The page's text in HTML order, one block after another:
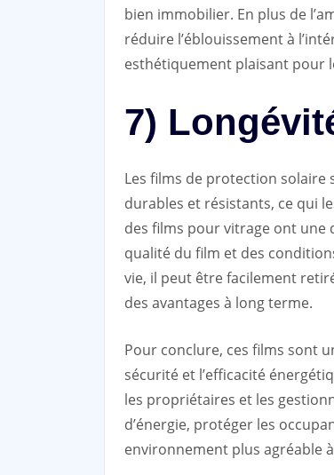
bien immobilier. En plus de
réduire l’éblouissement à
esthétiquement plaisant pour
7)
Les films de protection
durables et résistants, ce qui
des films pour vitrage ont une
qualité du film et des
vie, il peut être facilement
des avantages à long terme.
Pour conclure, ces films sont
sécurité et l’efficacité
les propriétaires et les
d’énergie, protéger les
environnement plus agréable